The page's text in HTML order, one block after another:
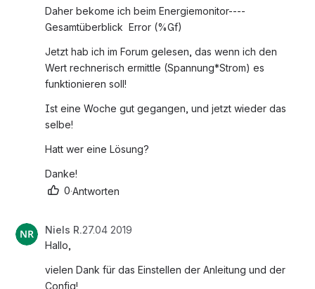
Daher bekome ich beim Energiemonitor----
Gesamtüberblick  Error (%Gf)
Jetzt hab ich im Forum gelesen, das wenn ich den
Wert rechnerisch ermittle (Spannung*Strom) es
funktionieren soll!
Ist eine Woche gut gegangen, und jetzt wieder das
selbe!
Hatt wer eine Lösung?
Danke!
0·Antworten
Niels R.27.04 2019
Hallo,
vielen Dank für das Einstellen der Anleitung und der
Config!